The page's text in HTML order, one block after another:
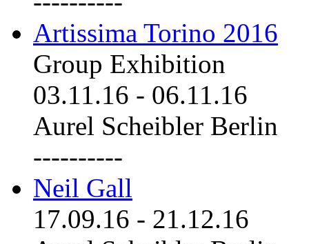
Artissima Torino 2016
Group Exhibition
03.11.16 - 06.11.16
Aurel Scheibler Berlin
----------
Neil Gall
17.09.16 - 21.12.16